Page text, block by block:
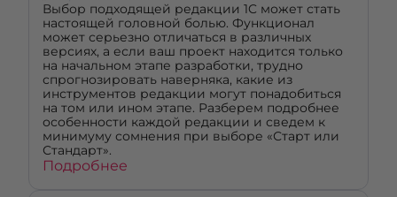
Выбор подходящей редакции 1C может стать
настоящей головной болью. Функционал
может серьезно отличаться в различных
версиях, а если ваш проект находится только
на начальном этапе разработки, трудно
спрогнозировать наверняка, какие из
инструментов редакции могут понадобиться
на том или ином этапе. Разберем подробнее
особенности каждой редакции и сведем к
минимуму сомнения при выборе «Старт или
Стандарт».
Подробнее